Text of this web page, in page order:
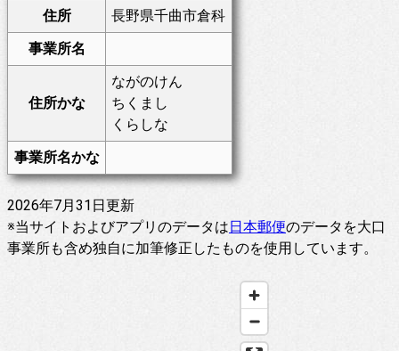
住所
長野県千曲市倉科
事業所名
住所かな
ながのけん
ちくまし
くらしな
事業所名かな
2026年7月31日更新
※当サイトおよびアプリのデータは日本郵便のデータを大口
事業所も含め独自に加筆修正したものを使用しています。